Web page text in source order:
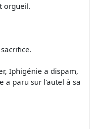
orgueil.
Iphigénie a dispam,
a paru sur l'autel à sa